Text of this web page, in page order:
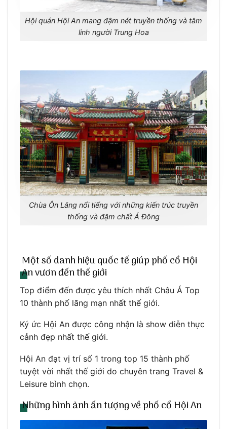
Hội quán Hội An mang đậm nét truyền thống và tâm
linh người Trung Hoa
Chùa Ôn Lăng nổi tiếng với những kiến trúc truyền
thống và đậm chất Á Đông
Một số danh hiệu quốc tế giúp phố cổ Hội
An vươn đến thế giới
Top điểm đến được yêu thích nhất Châu Á Top
10 thành phố lãng mạn nhất thế giới.
Ký ức Hội An được công nhận là show diễn thực
cảnh đẹp nhất thế giới.
Hội An đạt vị trí số 1 trong top 15 thành phố
tuyệt vời nhất thế giới do chuyên trang Travel &
Leisure bình chọn.
Những hình ảnh ấn tượng về phố cổ Hội An